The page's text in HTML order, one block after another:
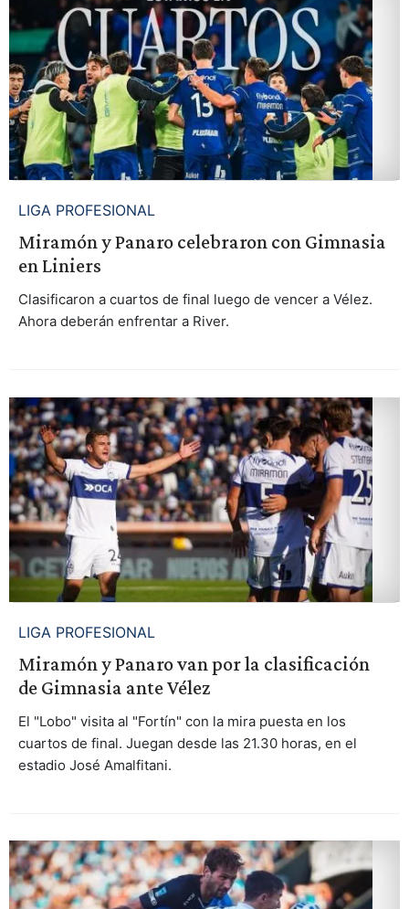
LIGA PROFESIONAL
Miramón y Panaro celebraron con Gimnasia
en Liniers
Clasificaron a cuartos de final luego de vencer a Vélez.
Ahora deberán enfrentar a River.
LIGA PROFESIONAL
Miramón y Panaro van por la clasificación
de Gimnasia ante Vélez
El "Lobo" visita al "Fortín" con la mira puesta en los
cuartos de final. Juegan desde las 21.30 horas, en el
estadio José Amalfitani.